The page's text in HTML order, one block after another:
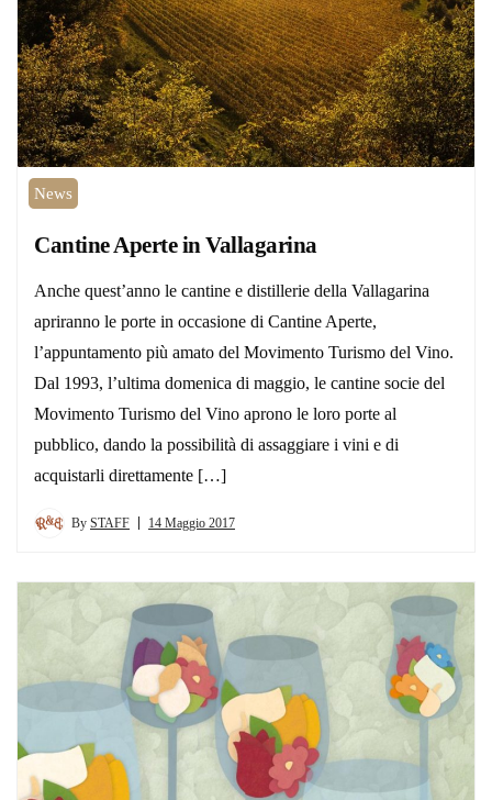
News
Cantine Aperte in Vallagarina
Anche quest’anno le cantine e distillerie della Vallagarina
apriranno le porte in occasione di Cantine Aperte,
l’appuntamento più amato del Movimento Turismo del Vino.
Dal 1993, l’ultima domenica di maggio, le cantine socie del
Movimento Turismo del Vino aprono le loro porte al
pubblico, dando la possibilità di assaggiare i vini e di
acquistarli direttamente […]
By STAFF 14 Maggio 2017